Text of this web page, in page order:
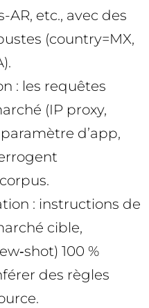
AR, etc., avec des
(country=MX,
: les requêtes
(IP proxy,
d’app,
: instructions de
cible,
100 %
des règles